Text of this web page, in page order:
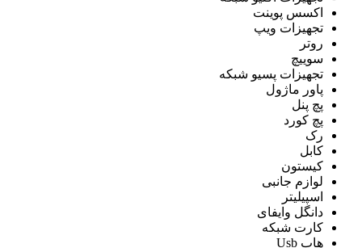
اکسس پوینت
تجهیزات ویپ
روتر
سوییچ
تجهیزات پسیو شبکه
پاور ماژول
پچ پنل
پچ کورد
رک
کابل
کیستون
لوازم جانبی
اسپیلیتر
دانگل وایفای
کارت شبکه
هاب Usb